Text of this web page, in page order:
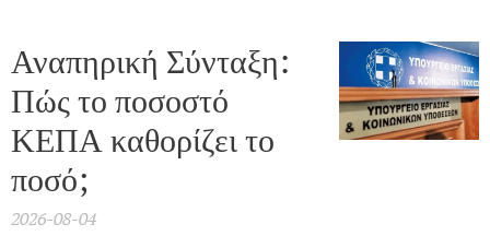
Αναπηρική Σύνταξη:
Πώς το ποσοστό
ΚΕΠΑ καθορίζει το
ποσό;
2026-08-04